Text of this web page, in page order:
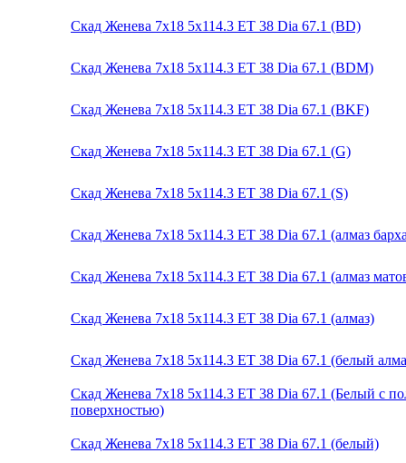
Скад Женева 7x18 5x114.3 ET 38 Dia 67.1 (BD)
Скад Женева 7x18 5x114.3 ET 38 Dia 67.1 (BDM)
Скад Женева 7x18 5x114.3 ET 38 Dia 67.1 (BKF)
Скад Женева 7x18 5x114.3 ET 38 Dia 67.1 (G)
Скад Женева 7x18 5x114.3 ET 38 Dia 67.1 (S)
Скад Женева 7x18 5x114.3 ET 38 Dia 67.1 (алмаз
Скад Женева 7x18 5x114.3 ET 38 Dia 67.1 (алмаз
Скад Женева 7x18 5x114.3 ET 38 Dia 67.1 (алмаз)
Скад Женева 7x18 5x114.3 ET 38 Dia 67.1 (белый
Скад Женева 7x18 5x114.3 ET 38 Dia 67.1 (Белый с
поверхностью)
Скад Женева 7x18 5x114.3 ET 38 Dia 67.1 (белый)